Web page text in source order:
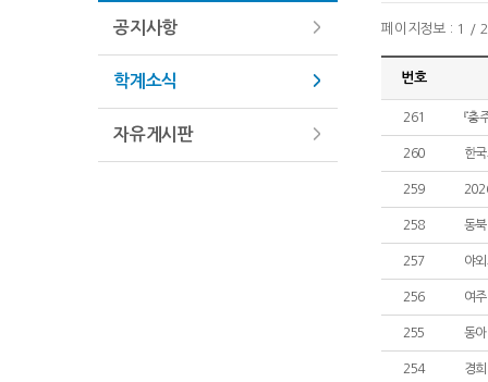
공지사항
학계소식
자유게시판
페이지정보 : 1 /
번호
261 『
260 한
259
258 동
257 야
256 여
255 동
254 경